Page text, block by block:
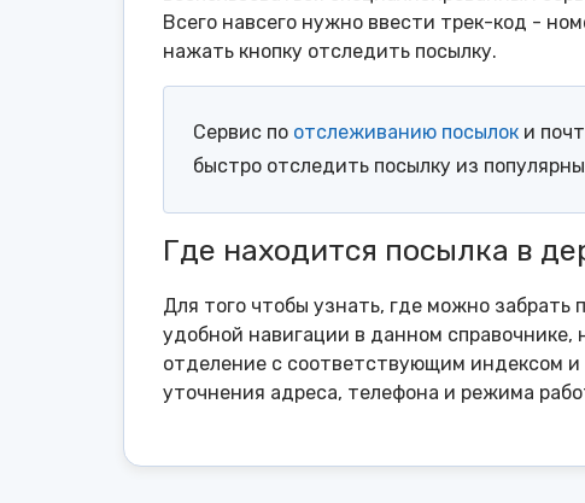
Всего навсего нужно ввести трек-код -
нажать кнопку отследить посылку.
Сервис по отслеживанию посылок и
быстро отследить посылку из
Где находится посылка в
Для того чтобы узнать, где можно
удобной навигации в данном
отделение с соответствующим индексом
уточнения адреса, телефона и режима